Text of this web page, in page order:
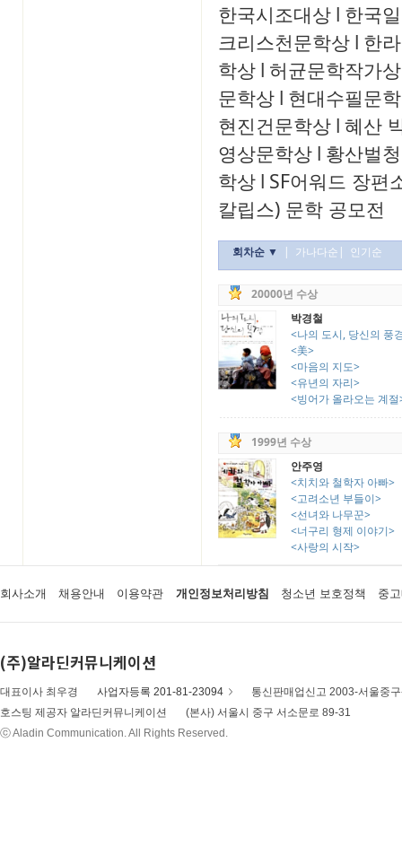
한국시조대상 l 한국
크리스천문학상 l 한
학상 l 허균문학작가상
문학상 l 현대수필문
현진건문학상 l 혜산
영상문학상 l 황산벌
학상 l SF어워드 장편
칼립스) 문학 공모전
회차순 ▼ | 가나다순 | 인기순
20000년 수상
박경철
<나의 도시, 당신의 풍
<美>
<마음의 지도>
<유년의 자리>
<빙어가 올라오는 계절
1999년 수상
안주영
<치치와 철학자 아빠>
<고려소년 부들이>
<선녀와 나무꾼>
<너구리 형제 이야기>
<사랑의 시작>
회사소개 채용안내 이용약관 개인정보처리방침 청소년 보호정책 중
(주)알라딘커뮤니케이션
대표이사 최우경 사업자등록 201-81-23094
통신판매업신고 2003-서울중
호스팅 제공자 알라딘커뮤니케이션
(본사) 서울시 중구 서소문로 89-31
ⓒ Aladin Communication. All Rights Reserved.